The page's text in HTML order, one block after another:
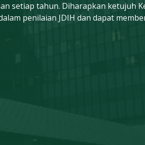
setiap tahun. Diharapkan ketujuh
penilaian JDIH dan dapat